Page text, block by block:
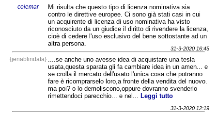
colemar
Mi risulta che questo tipo di licenza nominativa sia
contro le direttive europee. Ci sono già stati casi in cui
un acquirente di licenza di uso nominativa ha visto
riconosciuto da un giudice il diritto di rivendere la licenza,
cioè di cedere l'uso esclusivo del bene sottostante ad un
altra persona.
31-3-2020 16:45
{jenablindata} ....se anche uno avesse idea di acquistare una tesla
usata,questa sparata gli fa cambiare idea in un amen... e
se crolla il mercato dell'usato l'unica cosa che potranno
fare è ricomprarselo loro,a fronte della vendita del nuovo.
ma poi? o lo demoliscono,oppure dovranno svenderlo
rimettendoci parecchio... e nel... Leggi tutto
31-3-2020 12:19